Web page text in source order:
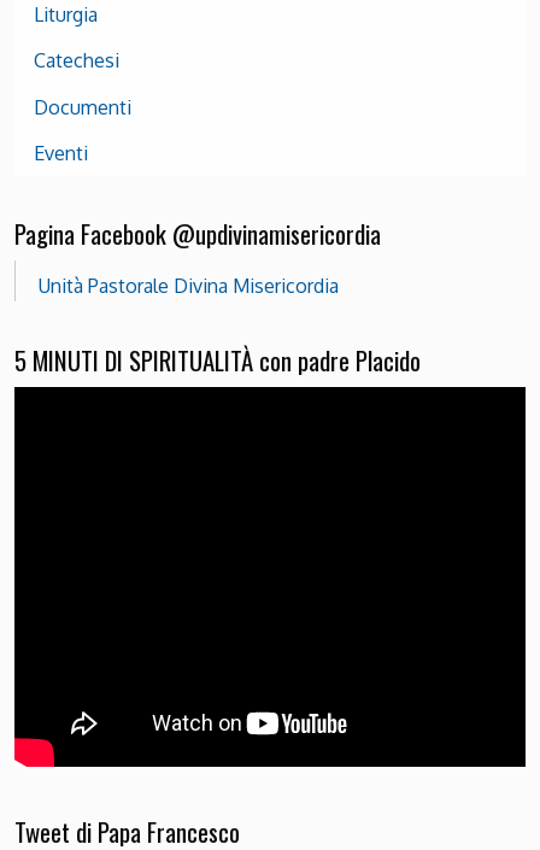
Liturgia
Catechesi
Documenti
Eventi
Pagina Facebook @updivinamisericordia
Unità Pastorale Divina Misericordia
5 MINUTI DI SPIRITUALITÀ con padre Placido
Tweet di Papa Francesco